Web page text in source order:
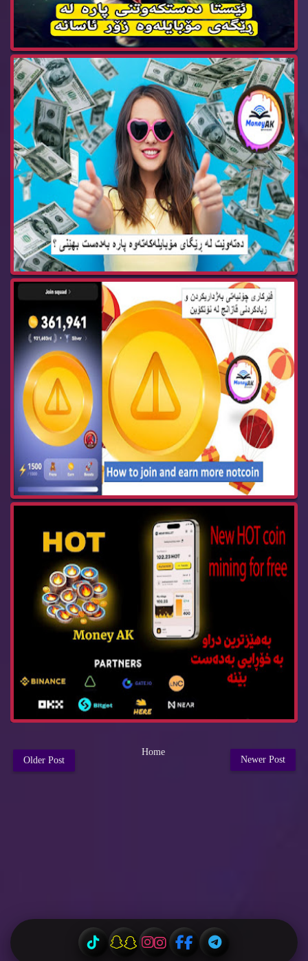
ده‌ته‌وێت له‌ ڕێگای مۆبایله‌كه‌ته‌وه‌ پاره‌ به‌...
How to join and earn more notcoin پرۆژه‌ی نوێ ...
New HOT coin mining for free به‌هێزترین دراوبه...
Newer Post
Older Post
Home